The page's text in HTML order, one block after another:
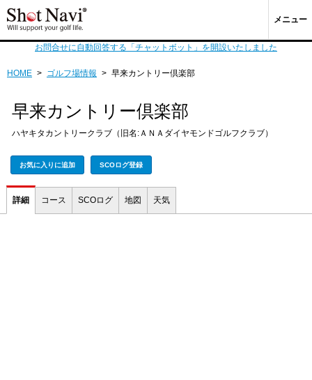
メニュー
お問合せに自動回答する「チャットボット」を開設いたしました
HOME > ゴルフ場情報 > 早来カントリー倶楽部
早来カントリー倶楽部
ハヤキタカントリークラブ（旧名:ＡＮＡダイヤモンドゴルフクラブ）
お気に入りに追加 SCOログ登録
詳細 コース SCOログ 地図 天気